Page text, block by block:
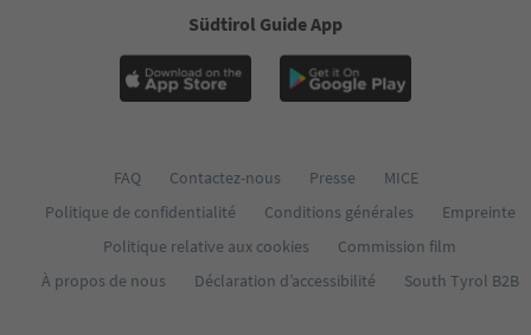
Südtirol Guide App
FAQ Contactez-nous Presse
MICE
Politique de confidentialité
Conditions générales
Empreinte
Politique relative aux cookies
Commission film
À propos de nous
Déclaration d’accessibilité South Tyrol B2B